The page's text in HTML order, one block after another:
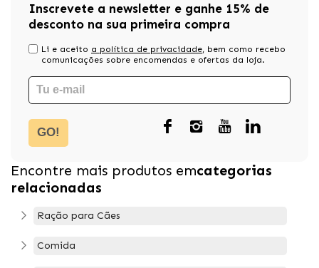
Inscrevete a newsletter e ganhe 15% de
desconto na sua primeira compra
Li e aceito a política de privacidade, bem como recebo
comunicações sobre encomendas e ofertas da loja.
GO!
Encontre mais produtos emcategorias
relacionadas
Ração para Cães
Comida